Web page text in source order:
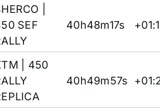
SEF
40h48m17s
| 450
40h49m57s